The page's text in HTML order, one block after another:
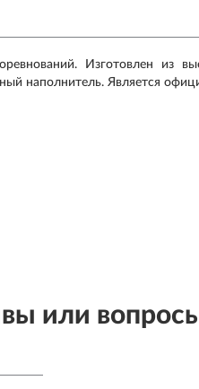
Изготовлен из
наполнитель. Является
или